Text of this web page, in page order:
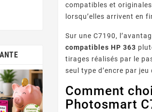
compatibles et originales
lorsqu’elles arrivent en
Sur une C7190,
compatibles HP 363
tirages réalisés par le
seul type d’encre par
Comment
Photosmart